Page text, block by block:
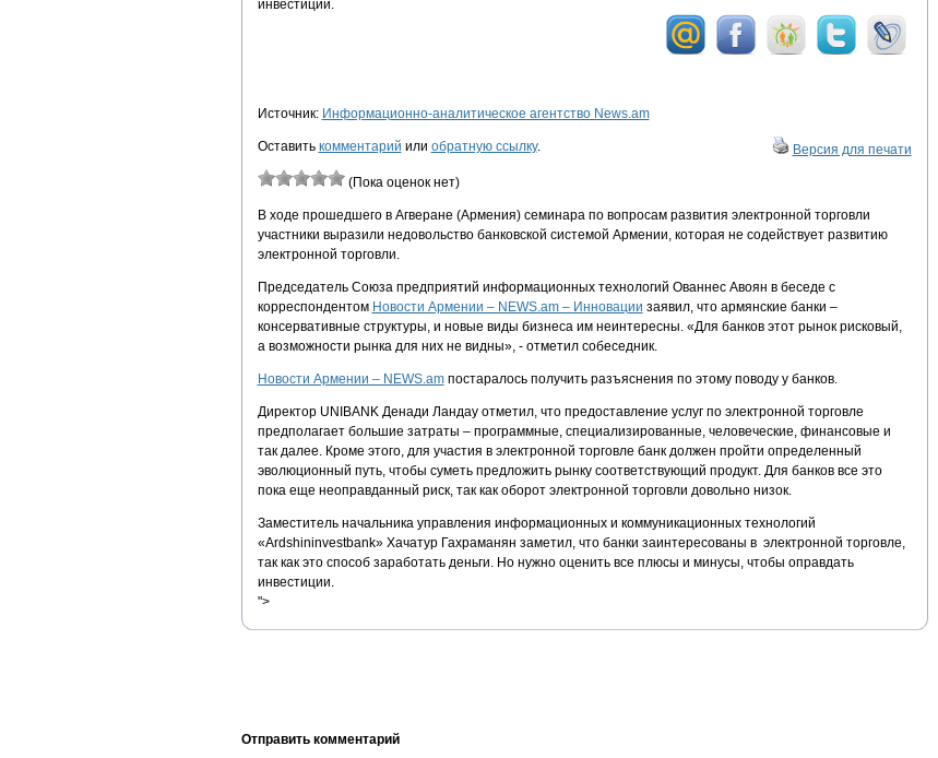
инвестиции.
Источник: Информационно-аналитическое агентство News.am
Оставить комментарий или обратную ссылку. Версия для печати
(Пока оценок нет)
В ходе прошедшего в Агверане (Армения) семинара по вопросам развития электронной торговли
участники выразили недовольство банковской системой Армении, которая не содействует развитию
электронной торговли.
Председатель Союза предприятий информационных технологий Ованнес Авоян в беседе с
корреспондентом Новости Армении – NEWS.am – Инновации заявил, что армянские банки –
консервативные структуры, и новые виды бизнеса им неинтересны. «Для банков этот рынок рисковый,
а возможности рынка для них не видны», - отметил собеседник.
Новости Армении – NEWS.amпостаралось получить разъяснения по этому поводу у банков.
Директор UNIBANK Денади Ландау отметил, что предоставление услуг по электронной торговле
предполагает большие затраты – программные, специализированные, человеческие, финансовые и
так далее. Кроме этого, для участия в электронной торговле банк должен пройти определенный
эволюционный путь, чтобы суметь предложить рынку соответствующий продукт. Для банков все это
пока еще неоправданный риск, так как оборот электронной торговли довольно низок.
Заместитель начальника управления информационных и коммуникационных технологий
«Ardshininvestbank» Хачатур Гахраманян заметил, что банки заинтересованы в электронной торговле,
так как это способ заработать деньги. Но нужно оценить все плюсы и минусы, чтобы оправдать
инвестиции.
">
Отправить комментарий